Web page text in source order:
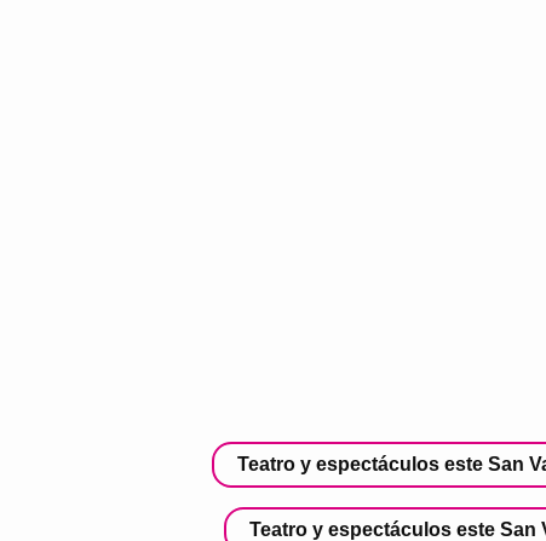
Teatro y espectáculos este San
Teatro y espectáculos este San